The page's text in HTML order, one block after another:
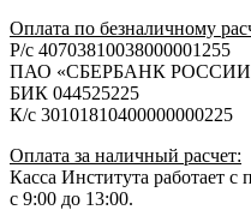
Оплата по безналичному
Р/с 40703810038000001255
ПАО «СБЕРБАНК РОССИИ»
БИК 044525225
К/с 30101810400000000225
Оплата за наличный расчет:
Касса Института работает
с 9:00 до 13:00.